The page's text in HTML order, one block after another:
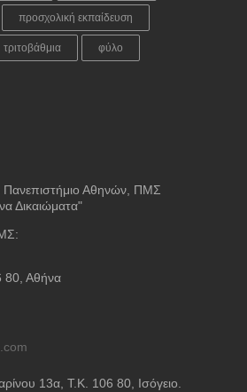
προσχολική εκπαίδευση
τριτοβάθμια φύλο
Πανεπιστήμιο Αθηνών, ΠΜΣ
Δικαιώματα"
80, Αθήνα
13α , Τ.Κ. 106 80, Ισόγειο.